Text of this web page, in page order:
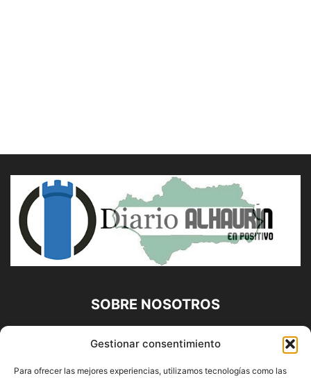
Gestionar consentimiento
Para ofrecer las mejores experiencias, utilizamos tecnologías como las
SOBRE NOSOTROS
Diario Alhaurín (www.alhaurindelatorre.com) Propiedad de
Francisco E. López López | 639 95 71 95 | Noticias de
Alhaurín de la Torre, Málaga y Provincia|